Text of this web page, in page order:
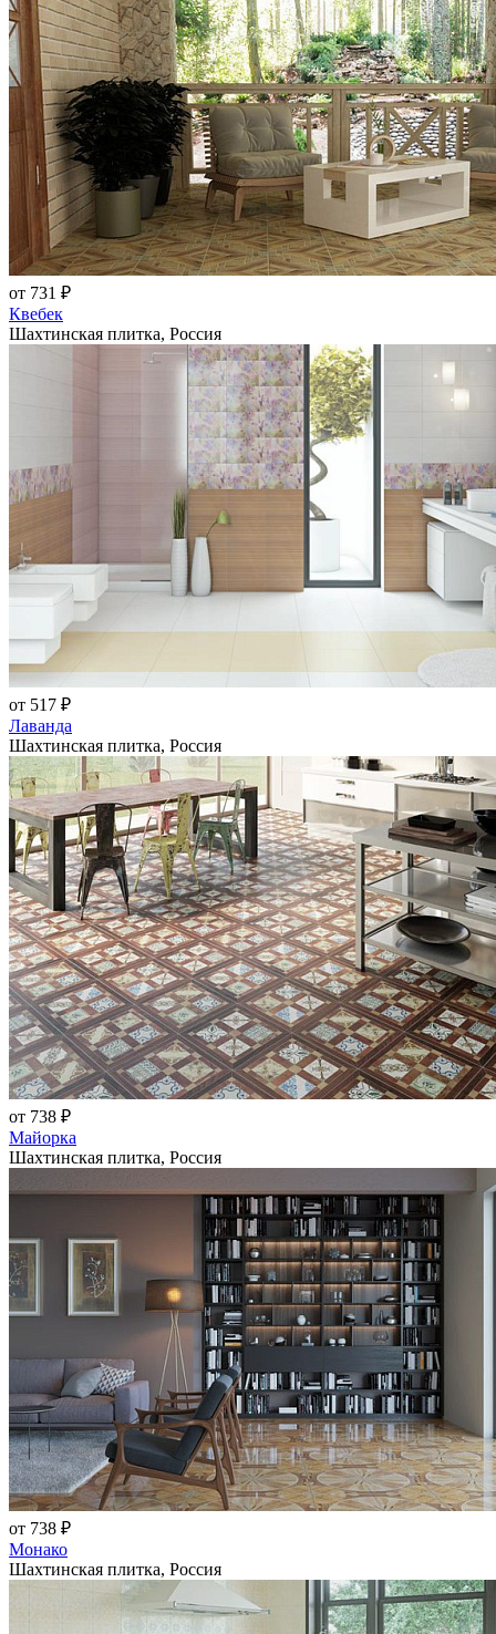
от 731 ₽
Квебек
Шахтинская плитка, Россия
от 517 ₽
Лаванда
Шахтинская плитка, Россия
от 738 ₽
Майорка
Шахтинская плитка, Россия
от 738 ₽
Монако
Шахтинская плитка, Россия